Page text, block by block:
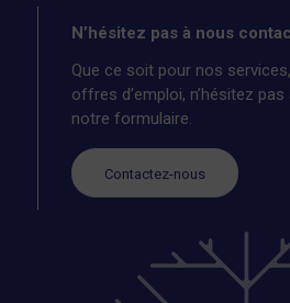
N’hésitez pas à nous
Que ce soit pour nos
offres d’emploi, n’hésitez
notre formulaire.
Contactez-nous